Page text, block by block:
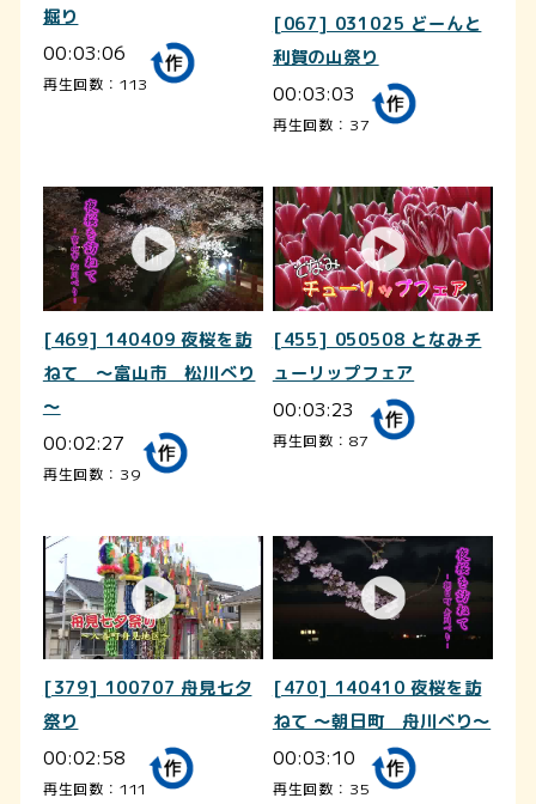
掘り
00:03:06
再生回数：113
[067] 031025 どーんと
利賀の山祭り
00:03:03
再生回数：37
[469] 140409 夜桜を訪
ねて ～富山市 松川べり
～
00:02:27
再生回数：39
[455] 050508 となみチ
ューリップフェア
00:03:23
再生回数：87
[379] 100707 舟見七夕
祭り
00:02:58
再生回数：111
[470] 140410 夜桜を訪
ねて ～朝日町 舟川べり～
00:03:10
再生回数：35